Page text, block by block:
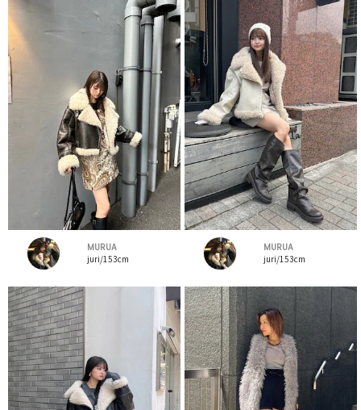
MURUA
juri/153cm
MURUA
juri/153cm